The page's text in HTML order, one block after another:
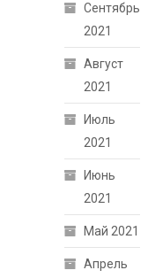
Сентябрь
2021
Август
2021
Июль
2021
Июнь
2021
Май 2021
Апрель